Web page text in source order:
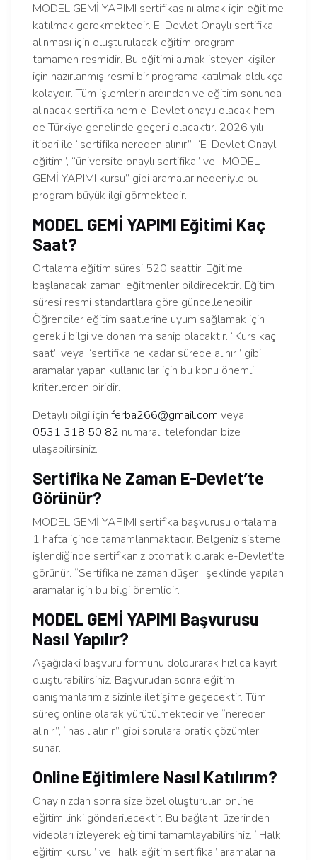
MODEL GEMİ YAPIMI sertifikasını almak için eğitime
katılmak gerekmektedir. E-Devlet Onaylı sertifika
alınması için oluşturulacak eğitim programı
tamamen resmidir. Bu eğitimi almak isteyen kişiler
için hazırlanmış resmi bir programa katılmak oldukça
kolaydır. Tüm işlemlerin ardından ve eğitim sonunda
alınacak sertifika hem e-Devlet onaylı olacak hem
de Türkiye genelinde geçerli olacaktır. 2026 yılı
itibari ile “sertifika nereden alınır”, “E-Devlet Onaylı
eğitim”, “üniversite onaylı sertifika” ve “MODEL
GEMİ YAPIMI kursu” gibi aramalar nedeniyle bu
program büyük ilgi görmektedir.
MODEL GEMİ YAPIMI Eğitimi Kaç
Saat?
Ortalama eğitim süresi 520 saattir. Eğitime
başlanacak zamanı eğitmenler bildirecektir. Eğitim
süresi resmi standartlara göre güncellenebilir.
Öğrenciler eğitim saatlerine uyum sağlamak için
gerekli bilgi ve donanıma sahip olacaktır. “Kurs kaç
saat” veya “sertifika ne kadar sürede alınır” gibi
aramalar yapan kullanıcılar için bu konu önemli
kriterlerden biridir.
Detaylı bilgi için ferba266@gmail.com veya
0531 318 50 82 numaralı telefondan bize
ulaşabilirsiniz.
Sertifika Ne Zaman E-Devlet’te
Görünür?
MODEL GEMİ YAPIMI sertifika başvurusu ortalama
1 hafta içinde tamamlanmaktadır. Belgeniz sisteme
işlendiğinde sertifikanız otomatik olarak e-Devlet’te
görünür. “Sertifika ne zaman düşer” şeklinde yapılan
aramalar için bu bilgi önemlidir.
MODEL GEMİ YAPIMI Başvurusu
Nasıl Yapılır?
Aşağıdaki başvuru formunu doldurarak hızlıca kayıt
oluşturabilirsiniz. Başvurudan sonra eğitim
danışmanlarımız sizinle iletişime geçecektir. Tüm
süreç online olarak yürütülmektedir ve “nereden
alınır”, “nasıl alınır” gibi sorulara pratik çözümler
sunar.
Online Eğitimlere Nasıl Katılırım?
Onayınızdan sonra size özel oluşturulan online
eğitim linki gönderilecektir. Bu bağlantı üzerinden
videoları izleyerek eğitimi tamamlayabilirsiniz. “Halk
eğitim kursu” ve “halk eğitim sertifika” aramalarına